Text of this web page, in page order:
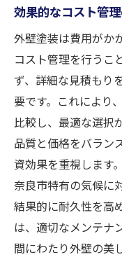
効果的なコスト管
外壁塗装は費用がか
コスト管理を行うこ
ず、詳細な見積もり
要です。これにより
比較し、最適な選択
品質と価格をバラン
資効果を重視します
奈良市特有の気候に
結果的に耐久性を高
は、適切なメンテナ
間にわたり外壁の美